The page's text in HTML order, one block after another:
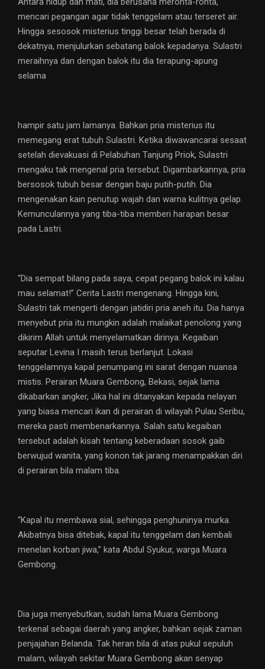
mencari pegangan agar tidak tenggelam atau terseret air.
Hingga sesosok misterius tinggi besar telah berada di
dekatnya, menjulurkan sebatang balok kepadanya. Sulastri
meraihnya dan dengan balok itu dia terapung-apung
selama
hampir satu jam lamanya. Bahkan pria misterius itu
memegang erat tubuh Sulastri. Ketika diwawancarai sesaat
setelah dievakuasi di Pelabuhan Tanjung Priok, Sulastri
mengaku tak mengenal pria tersebut. Digambarkannya, pria
bersosok tubuh besar dengan baju putih-putih. Dia
mengenakan kain penutup wajah dan warna kulitnya gelap.
Kemunculannya yang tiba-tiba memberi harapan besar
pada Lastri.
“Dia sempat bilang pada saya, cepat pegang balok ini kalau
mau selamat!” Cerita Lastri mengenang. Hingga kini,
Sulastri tak mengerti dengan jatidiri pria aneh itu. Dia hanya
menyebut pria itu mungkin adalah malaikat penolong yang
dikirim Allah untuk menyelamatkan dirinya. Kegaiban
seputar Levina I masih terus berlanjut. Lokasi
tenggelamnya kapal penumpang ini sarat dengan nuansa
mistis. Perairan Muara Gembong, Bekasi, sejak lama
dikabarkan angker, Jika hal ini ditanyakan kepada nelayan
yang biasa mencari ikan di perairan di wilayah Pulau Seribu,
mereka pasti membenarkannya. Salah satu kegaiban
tersebut adalah kisah tentang keberadaan sosok gaib
berwujud wanita, yang konon tak jarang menampakkan diri
di perairan bila malam tiba.
“Kapal itu membawa sial, sehingga penghuninya murka.
Akibatnya bisa ditebak, kapal itu tenggelam dan kembali
menelan korban jiwa,” kata Abdul Syukur, warga Muara
Gembong.
Dia juga menyebutkan, sudah lama Muara Gembong
terkenal sebagai daerah yang angker, bahkan sejak zaman
penjajahan Belanda. Tak heran bila di atas pukul sepuluh
malam, wilayah sekitar Muara Gembong akan senyap